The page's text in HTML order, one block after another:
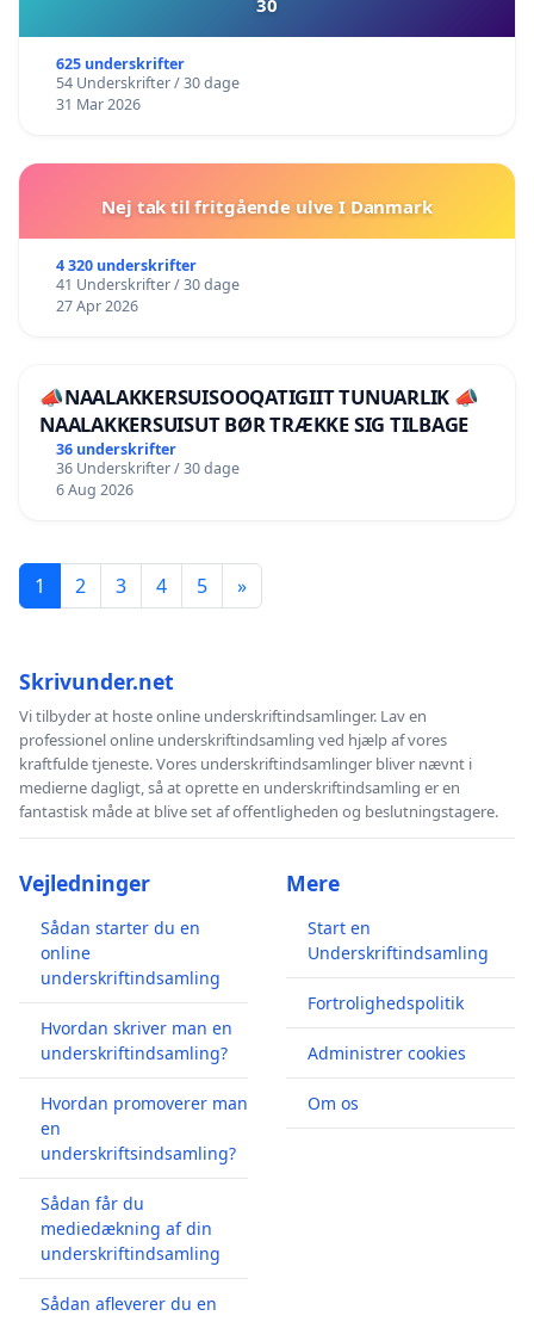
30
625 underskrifter
54 Underskrifter / 30 dage
31 Mar 2026
Nej tak til fritgående ulve I Danmark
4 320 underskrifter
41 Underskrifter / 30 dage
27 Apr 2026
📣NAALAKKERSUISOOQATIGIIT TUNUARLIK 📣
NAALAKKERSUISUT BØR TRÆKKE SIG TILBAGE
36 underskrifter
36 Underskrifter / 30 dage
6 Aug 2026
1 2 3 4 5 »
Skrivunder.net
Vi tilbyder at hoste online underskriftindsamlinger. Lav en
professionel online underskriftindsamling ved hjælp af vores
kraftfulde tjeneste. Vores underskriftindsamlinger bliver nævnt i
medierne dagligt, så at oprette en underskriftindsamling er en
fantastisk måde at blive set af offentligheden og beslutningstagere.
Vejledninger
Sådan starter du en
online
underskriftindsamling
Hvordan skriver man en
underskriftindsamling?
Hvordan promoverer man
en
underskriftsindsamling?
Sådan får du
mediedækning af din
underskriftindsamling
Sådan afleverer du en
Mere
Start en
Underskriftindsamling
Fortrolighedspolitik
Administrer cookies
Om os